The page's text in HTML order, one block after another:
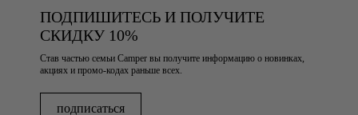
ПОДПИШИТЕСЬ И ПОЛУЧИТЕ
СКИДКУ 10%
Став частью семьи Camper вы получите информацию о новинках,
акциях и промо-кодах раньше всех.
подписаться